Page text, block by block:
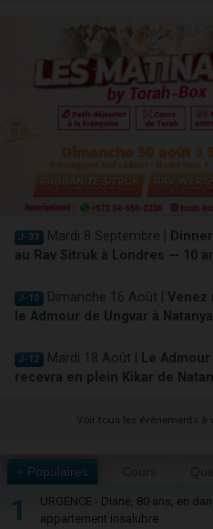
J-33 Mardi 8 Septembre |
au Rav Sitruk à Londres — 10
J-10 Dimanche 16 Août | Venez
le Admour de Ungvar à
J-12 Mardi 18 Août |
Le
recevra en plein Kikar de
Voir tous les événements à
+ Populaires
1
URGENCE - Diane, 80 ans, en
appartement insalubre